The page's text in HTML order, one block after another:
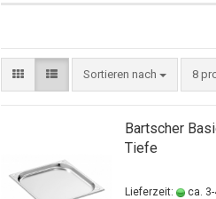
Sortieren nach 8
Bartscher
Tiefe
Lieferzeit: ca.